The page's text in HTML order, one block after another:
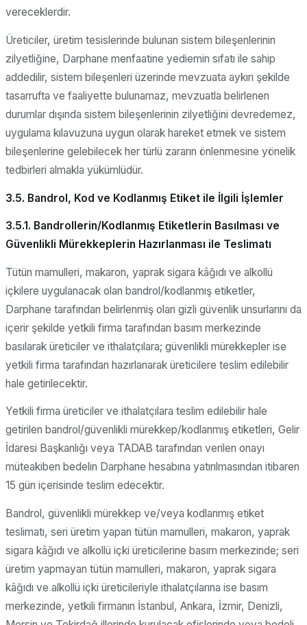
vereceklerdir.
Üreticiler, üretim tesislerinde bulunan sistem bileşenlerinin
zilyetliğine, Darphane menfaatine yediemin sıfatı ile sahip
addedilir, sistem bileşenleri üzerinde mevzuata aykırı şekilde
tasarrufta ve faaliyette bulunamaz, mevzuatla belirlenen
durumlar dışında sistem bileşenlerinin zilyetliğini devredemez,
uygulama kılavuzuna uygun olarak hareket etmek ve sistem
bileşenlerine gelebilecek her türlü zararın önlenmesine yönelik
tedbirleri almakla yükümlüdür.
3.5. Bandrol, Kod ve Kodlanmış Etiket ile İlgili İşlemler
3.5.1. Bandrollerin/Kodlanmış Etiketlerin Basılması ve
Güvenlikli Mürekkeplerin Hazırlanması ile Teslimatı
Tütün mamulleri, makaron, yaprak sigara kâğıdı ve alkollü
içkilere uygulanacak olan bandrol/kodlanmış etiketler,
Darphane tarafından belirlenmiş olan gizli güvenlik unsurlarını da
içerir şekilde yetkili firma tarafından basım merkezinde
basılarak üreticiler ve ithalatçılara; güvenlikli mürekkepler ise
yetkili firma tarafından hazırlanarak üreticilere teslim edilebilir
hale getirilecektir.
Yetkili firma üreticiler ve ithalatçılara teslim edilebilir hale
getirilen bandrol/güvenlikli mürekkep/kodlanmış etiketleri, Gelir
İdaresi Başkanlığı veya TADAB tarafından verilen onayı
müteakiben bedelin Darphane hesabına yatırılmasından itibaren
15 gün içerisinde teslim edecektir.
Bandrol, güvenlikli mürekkep ve/veya kodlanmış etiket
teslimatı, seri üretim yapan tütün mamulleri, makaron, yaprak
sigara kâğıdı ve alkollü içki üreticilerine basım merkezinde; seri
üretim yapmayan tütün mamulleri, makaron, yaprak sigara
kâğıdı ve alkollü içki üreticileriyle ithalatçılarına ise basım
merkezinde, yetkili firmanın İstanbul, Ankara, İzmir, Denizli,